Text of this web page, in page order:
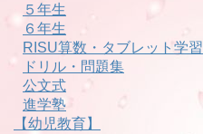
５年生
６年生
RISU算数・タブレット学習
ドリル・問題集
公文式
進学塾
【幼児教育】